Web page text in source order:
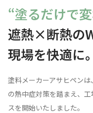
工場・倉庫
断熱のW効
“塗るだけで
遮熱×断熱の
現場を快適に。
塗料メーカーアサヒペン
の熱中症対策を踏まえ、
スを開始いたしました。